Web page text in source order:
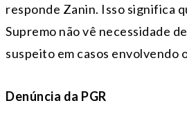
responde Zanin. Isso significa
Supremo não vê necessidade
suspeito em casos envolvendo
Denúncia da PGR